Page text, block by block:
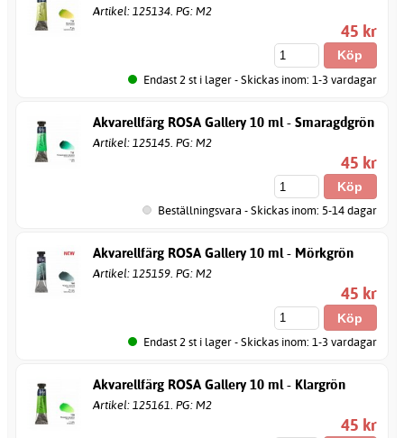
Artikel: 125134. PG: M2
45 kr
Endast 2 st i lager - Skickas inom: 1-3 vardagar
Akvarellfärg ROSA Gallery 10 ml - Smaragdgrön
Artikel: 125145. PG: M2
45 kr
Beställningsvara - Skickas inom: 5-14 dagar
Akvarellfärg ROSA Gallery 10 ml - Mörkgrön
Artikel: 125159. PG: M2
45 kr
Endast 2 st i lager - Skickas inom: 1-3 vardagar
Akvarellfärg ROSA Gallery 10 ml - Klargrön
Artikel: 125161. PG: M2
45 kr